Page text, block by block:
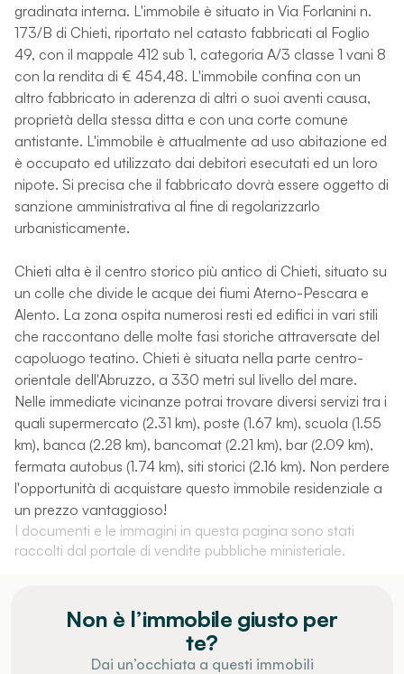
gradinata interna. L'immobile è situato in Via Forlanini n.
173/B di Chieti, riportato nel catasto fabbricati al Foglio
49, con il mappale 412 sub 1, categoria A/3 classe 1 vani 8
con la rendita di € 454,48. L'immobile confina con un
altro fabbricato in aderenza di altri o suoi aventi causa,
proprietà della stessa ditta e con una corte comune
antistante. L'immobile è attualmente ad uso abitazione ed
è occupato ed utilizzato dai debitori esecutati ed un loro
nipote. Si precisa che il fabbricato dovrà essere oggetto di
sanzione amministrativa al fine di regolarizzarlo
urbanisticamente.
Chieti alta è il centro storico più antico di Chieti, situato su
un colle che divide le acque dei fiumi Aterno-Pescara e
Alento. La zona ospita numerosi resti ed edifici in vari stili
che raccontano delle molte fasi storiche attraversate del
capoluogo teatino. Chieti è situata nella parte centro-
orientale dell'Abruzzo, a 330 metri sul livello del mare.
Nelle immediate vicinanze potrai trovare diversi servizi tra i
quali supermercato (2.31 km), poste (1.67 km), scuola (1.55
km), banca (2.28 km), bancomat (2.21 km), bar (2.09 km),
fermata autobus (1.74 km), siti storici (2.16 km). Non perdere
l'opportunità di acquistare questo immobile residenziale a
un prezzo vantaggioso!
I documenti e le immagini in questa pagina sono stati
raccolti dal portale di vendite pubbliche ministeriale.
Non è l’immobile giusto per
te?
Dai un’occhiata a questi immobili